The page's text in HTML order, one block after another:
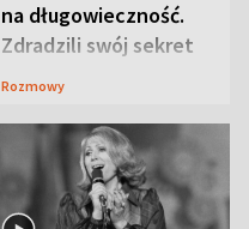
na długowieczność.
Zdradzili swój sekret
Rozmowy